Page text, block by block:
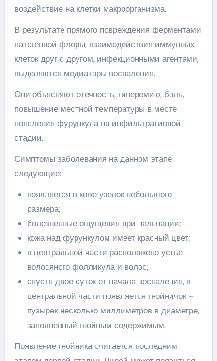
воздействие на клетки макроорганизма.
В результате прямого повреждения ферментами
патогенной флоры, взаимодействия иммунных
клеток друг с другом, инфекционными агентами,
выделяются медиаторы воспаления.
Они объясняют отечность, гиперемию, боль,
повышение местной температуры в месте
появления фурункула на инфильтративной
стадии.
Симптомы заболевания на данном этапе
следующие:
появляется в коже узелок небольшого
размера;
болезненные ощущения при пальпации;
кожа над фурункулом имеет красный цвет;
в центральной части расположено устье
волосяного фолликула и волос;
спустя двое суток от начала воспаления, в
центральной части появляется гнойничок –
пузырек несколько миллиметров в диаметре,
заполненный гнойным содержимым.
Появление гнойника считается последним